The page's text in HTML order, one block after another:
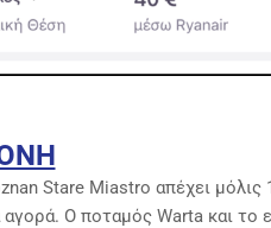
Stare Miastro απέχει
αγορά. Ο ποταμός Warta και το